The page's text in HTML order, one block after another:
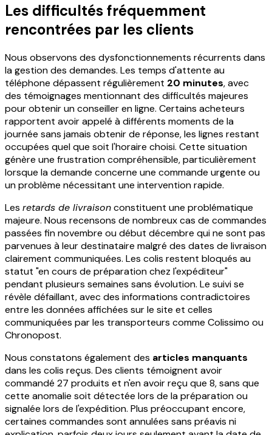
Les difficultés fréquemment
rencontrées par les clients
Nous observons des dysfonctionnements récurrents dans
la gestion des demandes. Les temps d'attente au
téléphone dépassent régulièrement 20 minutes, avec
des témoignages mentionnant des difficultés majeures
pour obtenir un conseiller en ligne. Certains acheteurs
rapportent avoir appelé à différents moments de la
journée sans jamais obtenir de réponse, les lignes restant
occupées quel que soit l'horaire choisi. Cette situation
génère une frustration compréhensible, particulièrement
lorsque la demande concerne une commande urgente ou
un problème nécessitant une intervention rapide.
Les retards de livraisonconstituent une problématique
majeure. Nous recensons de nombreux cas de commandes
passées fin novembre ou début décembre qui ne sont pas
parvenues à leur destinataire malgré des dates de livraison
clairement communiquées. Les colis restent bloqués au
statut "en cours de préparation chez l'expéditeur"
pendant plusieurs semaines sans évolution. Le suivi se
révèle défaillant, avec des informations contradictoires
entre les données affichées sur le site et celles
communiquées par les transporteurs comme Colissimo ou
Chronopost.
Nous constatons également des articles manquants
dans les colis reçus. Des clients témoignent avoir
commandé 27 produits et n'en avoir reçu que 8, sans que
cette anomalie soit détectée lors de la préparation ou
signalée lors de l'expédition. Plus préoccupant encore,
certaines commandes sont annulées sans préavis ni